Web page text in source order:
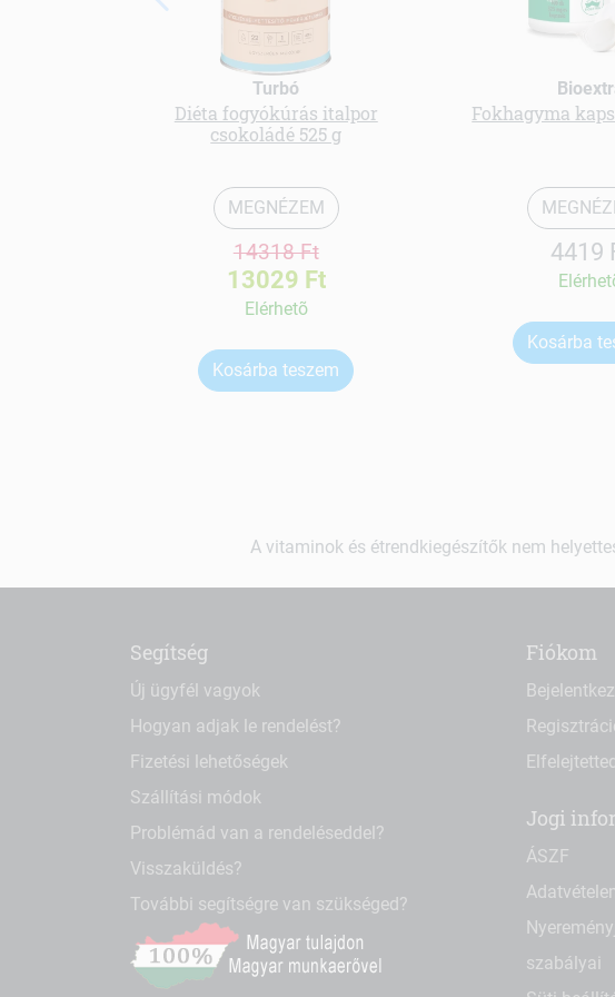
Turbó
Diéta fogyókúrás italpor
csokoládé 525 g
MEGNÉZEM
14318 Ft
13029 Ft
Elérhetõ
Kosárba teszem
Fokhagyma
4419
Kosárba
A vitaminok és étrendkiegészítők nem
Segítség
Új ügyfél vagyok
Hogyan adjak le rendelést?
Fizetési lehetőségek
Szállítási módok
Problémád van a rendeléseddel?
Visszaküldés?
További segítségre van szükséged?
Fiókom
Jogi
ÁSZF
szabályai